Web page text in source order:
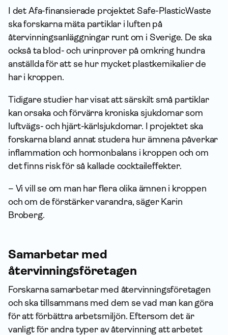
I det Afa-finansierade projektet Safe-PlasticWaste
ska forskarna mäta partiklar i luften på
återvinningsanläggningar runt om i Sverige. De ska
också ta blod- och urinprover på omkring hundra
anställda för att se hur mycket plastkemikalier de
har i kroppen.
Tidigare studier har visat att särskilt små partiklar
kan orsaka och förvärra kroniska sjukdomar som
luftvägs- och hjärt-kärlsjukdomar. I projektet ska
forskarna bland annat studera hur ämnena påverkar
inflammation och hormonbalans i kroppen och om
det finns risk för så kallade cocktaileffekter.
– Vi vill se om man har flera olika ämnen i kroppen
och om de förstärker varandra, säger Karin
Broberg.
Sam­arbetar med
återvinningsföretagen
Forskarna sam­arbetar med återvinningsföretagen
och ska tillsammans med dem se vad man kan göra
för att förbättra arbetsmiljön. Eftersom det är
vanligt för andra typer av återvinning att arbetet